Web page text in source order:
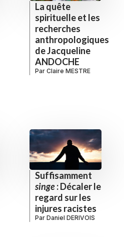
La quête
spirituelle et les
recherches
anthropologiques
de Jacqueline
ANDOCHE
Par Claire MESTRE
Suffisamment
singe: Décaler le
regard sur les
injures racistes
Par Daniel DERIVOIS